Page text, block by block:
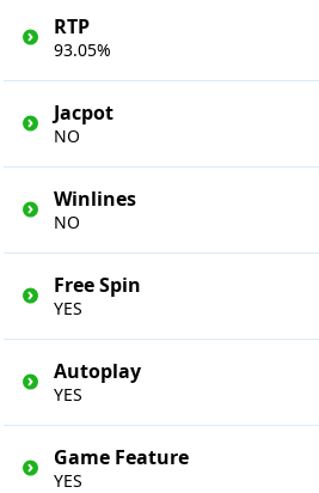
RTP
93.05%
Jacpot
NO
Winlines
NO
Free Spin
YES
Autoplay
YES
Game Feature
YES